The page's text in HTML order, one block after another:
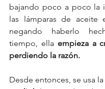
bajando poco a poco la
las lámparas de aceite
negando haberlo
tiempo, ella empieza a
perdiendo la razón.
Desde entonces, se usa